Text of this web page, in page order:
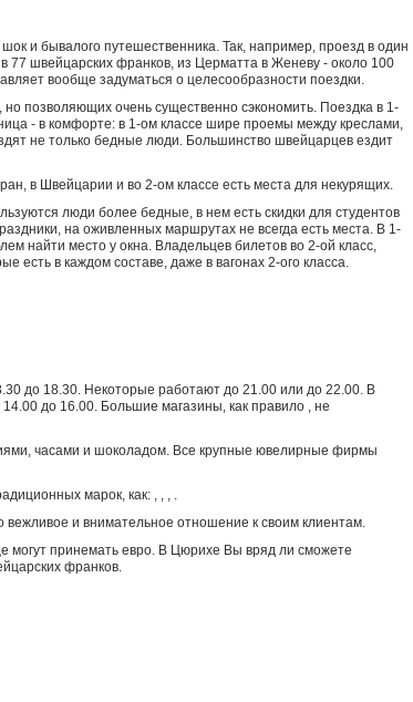
и бывалого путешественника. Так, например, проезд в один
швейцарских франков, из Церматта в Женеву - около 100
вообще задуматься о целесообразности поездки.
но позволяющих очень существенно сэкономить. Поездка в 1-
- в комфорте: в 1-ом классе шире проемы между креслами,
не только бедные люди. Большинство швейцарцев ездит
в Швейцарии и во 2-ом классе есть места для некурящих.
люди более бедные, в нем есть скидки для студентов
на оживленных маршрутах не всегда есть места. В 1-
найти место у окна. Владельцев билетов во 2-ой класс,
в каждом составе, даже в вагонах 2-ого класса.
до 18.30. Некоторые работают до 21.00 или до 22.00. В
до 16.00. Большие магазины, как правило , не
часами и шоколадом. Все крупные ювелирные фирмы
марок, как: , , , .
вежливое и внимательное отношение к своим клиентам.
могут принемать евро. В Цюрихе Вы вряд ли сможете
франков.